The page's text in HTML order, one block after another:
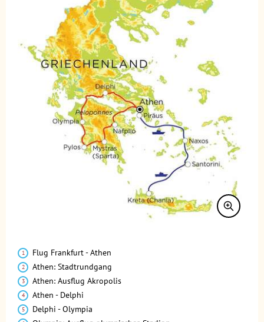
Unterkunft
Fluginformationen
Transport
Leistungen
Ausflüge
Reisedokumente
Geld
Mahlzeiten
Gesundheit
Anforderungsprofil
FAQ
FOTOS UND VIDEOS
BUCHEN
Flug Frankfurt - Athen
Athen: Stadtrundgang
Athen: Ausflug Akropolis
Athen - Delphi
Delphi - Olympia